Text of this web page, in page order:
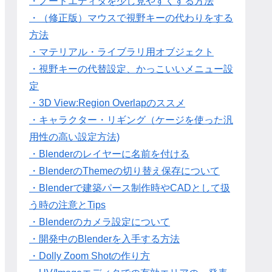
・（修正版）マウスで視野キーの代わりをする
方法
・マテリアル・ライブラリ用オブジェクト
・視野キーの代替設定、かっこいいメニュー設
定
・3D View:Region Overlapのススメ
・キャラクター・リギング（ケージを使った汎
用性の高い設定方法)
・Blenderのレイヤーに名前を付ける
・BlenderのThemeの切り替え保存について
・Blenderで建築パース制作時やCADとして扱
う時の注意とTips
・Blenderのカメラ設定について
・開発中のBlenderを入手する方法
・Dolly Zoom Shotの作り方